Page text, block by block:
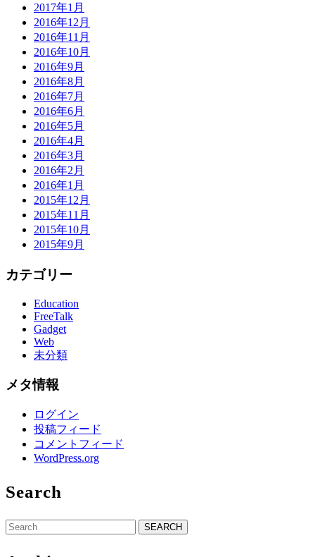
2017年1月
2016年12月
2016年11月
2016年10月
2016年9月
2016年8月
2016年7月
2016年6月
2016年5月
2016年4月
2016年3月
2016年2月
2016年1月
2015年12月
2015年11月
2015年10月
2015年9月
カテゴリー
Education
FreeTalk
Gadget
Web
未分類
メタ情報
ログイン
投稿フィード
コメントフィード
WordPress.org
Search
Search
for: